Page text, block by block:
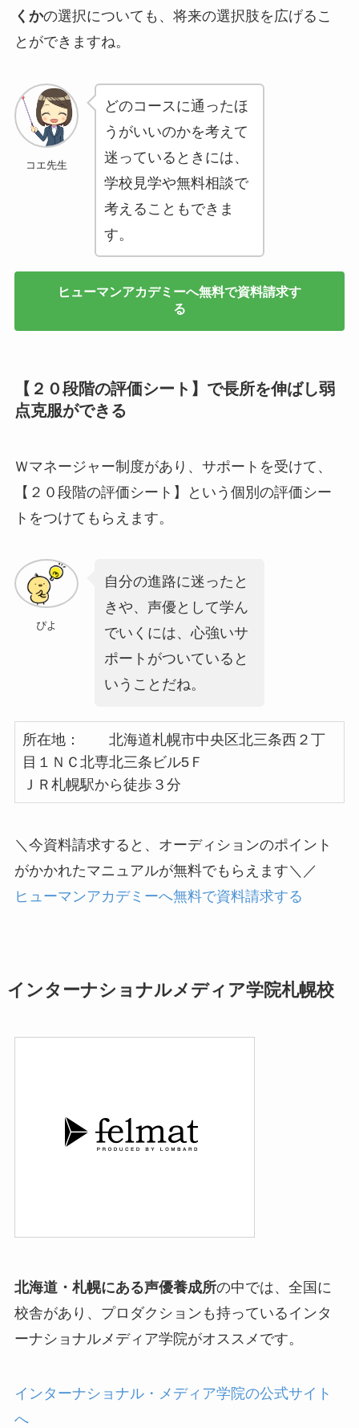
くかの選択についても、将来の選択肢を広げるこ
とができますね。
コエ先生
どのコースに通ったほ
うがいいのかを考えて
迷っているときには、
学校見学や無料相談で
考えることもできま
す。
ヒューマンアカデミーへ無料で資料請求す
る
【２０段階の評価シート】で長所を伸ばし弱
点克服ができる
Ｗマネージャー制度があり、サポートを受けて、
【２０段階の評価シート】という個別の評価シー
ト をつけてもらえます。
ぴよ
自分の進路に迷ったと
きや、声優として学ん
でいくには、心強いサ
ポートがついていると
いうことだね。
所在地： 北海道札幌市中央区北三条西２丁
目１ＮＣ北専北三条ビル5Ｆ
ＪＲ札幌駅から徒歩３分
＼今資料請求すると、オーディションのポイント
がかかれたマニュアルが無料でもらえます＼／
ヒューマンアカデミーへ無料で資料請求する
インターナショナルメディア学院札幌校
北海道・札幌にある声優養成所の中では、全国に
校舎があり、プロダクションも持っているインタ
ーナショナルメディア学院がオススメです。
インターナショナル・メディア学院の公式サイト
へ